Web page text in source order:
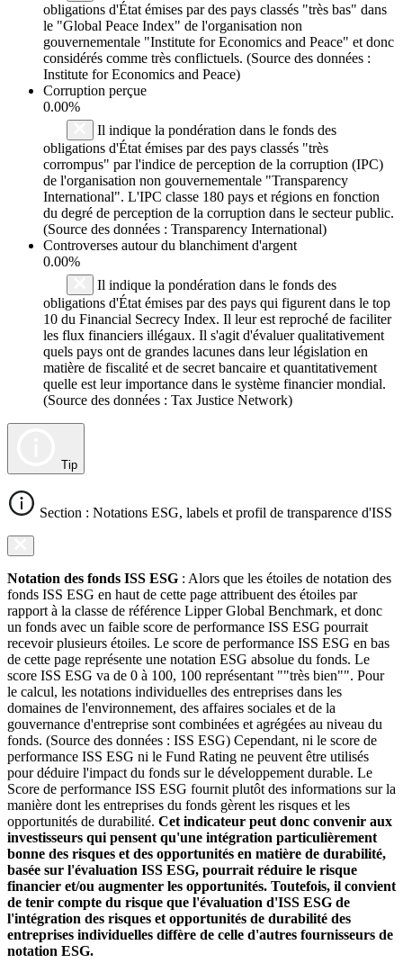
obligations d'État émises par des pays classés "très bas" dans
le "Global Peace Index" de l'organisation non
gouvernementale "Institute for Economics and Peace" et donc
considérés comme très conflictuels. (Source des données :
Institute for Economics and Peace)
Corruption perçue
0.00%
Il indique la pondération dans le fonds des
obligations d'État émises par des pays classés "très
corrompus" par l'indice de perception de la corruption (IPC)
de l'organisation non gouvernementale "Transparency
International". L'IPC classe 180 pays et régions en fonction
du degré de perception de la corruption dans le secteur public.
(Source des données : Transparency International)
Controverses autour du blanchiment d'argent
0.00%
Il indique la pondération dans le fonds des
obligations d'État émises par des pays qui figurent dans le top
10 du Financial Secrecy Index. Il leur est reproché de faciliter
les flux financiers illégaux. Il s'agit d'évaluer qualitativement
quels pays ont de grandes lacunes dans leur législation en
matière de fiscalité et de secret bancaire et quantitativement
quelle est leur importance dans le système financier mondial.
(Source des données : Tax Justice Network)
Tip
Section : Notations ESG, labels et profil de transparence d'ISS
Notation des fonds ISS ESG : Alors que les étoiles de notation des
fonds ISS ESG en haut de cette page attribuent des étoiles par
rapport à la classe de référence Lipper Global Benchmark, et donc
un fonds avec un faible score de performance ISS ESG pourrait
recevoir plusieurs étoiles. Le score de performance ISS ESG en bas
de cette page représente une notation ESG absolue du fonds. Le
score ISS ESG va de 0 à 100, 100 représentant ""très bien"". Pour
le calcul, les notations individuelles des entreprises dans les
domaines de l'environnement, des affaires sociales et de la
gouvernance d'entreprise sont combinées et agrégées au niveau du
fonds. (Source des données : ISS ESG) Cependant, ni le score de
performance ISS ESG ni le Fund Rating ne peuvent être utilisés
pour déduire l'impact du fonds sur le développement durable. Le
Score de performance ISS ESG fournit plutôt des informations sur la
manière dont les entreprises du fonds gèrent les risques et les
opportunités de durabilité. Cet indicateur peut donc convenir aux
investisseurs qui pensent qu'une intégration particulièrement
bonne des risques et des opportunités en matière de durabilité,
basée sur l'évaluation ISS ESG, pourrait réduire le risque
financier et/ou augmenter les opportunités. Toutefois, il convient
de tenir compte du risque que l'évaluation d'ISS ESG de
l'intégration des risques et opportunités de durabilité des
entreprises individuelles diffère de celle d'autres fournisseurs de
notation ESG.